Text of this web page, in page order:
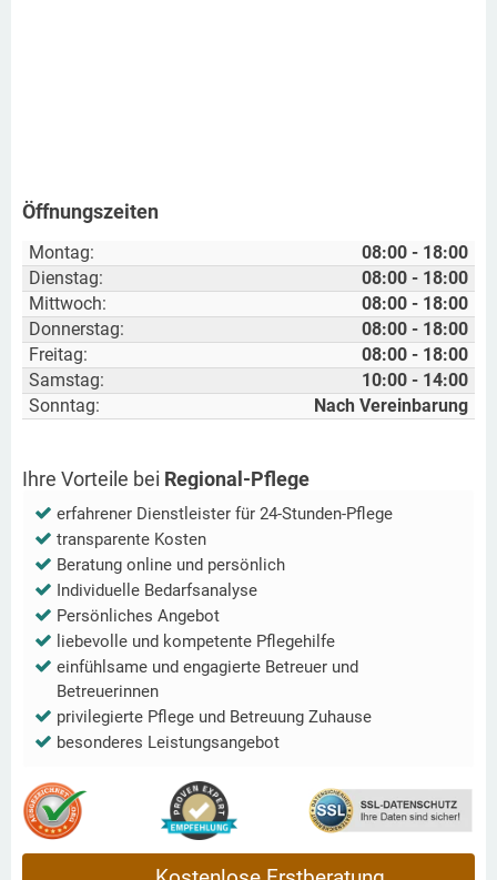
Öffnungszeiten
Montag:
08:00 - 18:00
Dienstag:
08:00 - 18:00
Mittwoch:
08:00 - 18:00
Donnerstag:
08:00 - 18:00
Freitag:
08:00 - 18:00
Samstag:
10:00 - 14:00
Sonntag:
Nach Vereinbarung
Ihre Vorteile bei Regional-Pflege
erfahrener Dienstleister für 24-Stunden-Pflege
transparente Kosten
Beratung online und persönlich
Individuelle Bedarfsanalyse
Persönliches Angebot
liebevolle und kompetente Pflegehilfe
einfühlsame und engagierte Betreuer und
Betreuerinnen
privilegierte Pflege und Betreuung Zuhause
besonderes Leistungsangebot